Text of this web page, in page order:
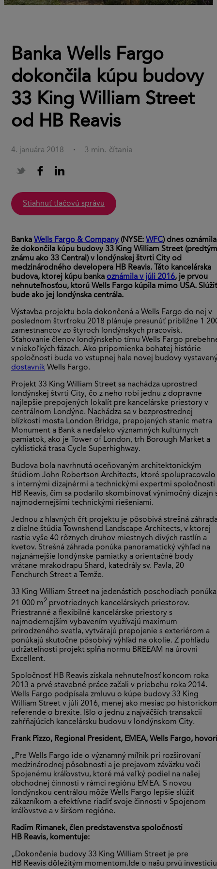
Banka Wells Fargo
dokončila kúpu budovy
33 King William Street
od HB Reavis
4. januára 2018 · 3 min. čítania
stiahnuť tlačovú správu
Banka Wells Fargo & Company (NYSE: WFC) dnes
že dokončila kúpu budovy 33 King William Street (predtým
známu ako 33 Central) v londýnskej štvrti City od
medzinárodného developera HB Reavis. Táto kancelárska
budova, ktorej kúpu banka oznámila v júli 2016, je prvou
nehnuteľnosťou, ktorú Wells Fargo kúpila mimo USA. Slúžiť
bude ako jej londýnska centrála.
Výstavba projektu bola dokončená a Wells Fargo do nej v
poslednom štvrťroku 2018 plánuje presunúť približne 1
zamestnancov zo štyroch londýnskych pracovísk.
Sťahovanie členov londýnskeho tímu Wells Fargo
v niekoľkých fázach. Ako pripomienka bohatej histórie
spoločnosti bude vo vstupnej hale novej budovy
dostavník Wells Fargo.
Projekt 33 King William Street sa nachádza uprostred
londýnskej štvrti City, čo z neho robí jednu z dopravne
najlepšie prepojených lokalít pre kancelárske priestory v
centrálnom Londýne. Nachádza sa v bezprostrednej
blízkosti mosta London Bridge, prepojených staníc metra
Monument a Bank a neďaleko významných kultúrnych
pamiatok, ako je Tower of London, trh Borough Market a
cyklistická trasa Cycle Superhighway.
Budova bola navrhnutá oceňovaným architektonickým
štúdiom John Robertson Architects, ktoré spolupracovalo
s internými dizajnérmi a technickými expertmi spoločnosti
HB Reavis, čím sa podarilo skombinovať výnimočný dizajn
najmodernejšími technickými riešeniami.
Jednou z hlavných čŕt projektu je pôsobivá strešná
z dielne štúdia Townshend Landscape Architects, v ktorej
rastie vyše 40 rôznych druhov miestnych divých rastlín a
kvetov. Strešná záhrada ponúka panoramatický výhľad na
najznámejšie londýnske pamiatky a orientačné body
vrátane mrakodrapu Shard, katedrály sv. Pavla, 20
Fenchurch Street a Temže.
33 King William Street na jedenástich poschodiach ponúka
21 000 m2 prvotriednych kancelárskych priestorov.
Priestranné a flexibilné kancelárske priestory s
najmodernejším vybavením využívajú maximum
prirodzeného svetla, vytvárajú prepojenie s exteriérom a
ponúkajú skutočne pôsobivý výhľad na okolie. Z pohľadu
udržateľnosti projekt spĺňa normu BREEAM na úrovni
Excellent.
Spoločnosť HB Reavis získala nehnuteľnosť koncom roka
2013 a prvé stavebné práce začali v priebehu roka 2014.
Wells Fargo podpísala zmluvu o kúpe budovy 33 King
William Street v júli 2016, menej ako mesiac po
referende o brexite. Išlo o jednu z najväčších transakcií
zahŕňajúcich kancelársku budovu v londýnskom City.
Frank Pizzo, Regional President, EMEA, Wells Fargo,
„Pre Wells Fargo ide o významný míľnik pri rozširovaní
medzinárodnej pôsobnosti a je prejavom záväzku voči
Spojenému kráľovstvu, ktoré má veľký podiel na našej
obchodnej činnosti v rámci regiónu EMEA. S novou
londýnskou centrálou môže Wells Fargo lepšie slúžiť
zákazníkom a efektívne riadiť svoje činnosti v Spojenom
kráľovstve a v širšom regióne.
Radim Rimanek, člen predstavenstva spoločnosti
HB Reavis, komentuje:
„Dokončenie budovy 33 King William Street je pre
HB Reavis dôležitým momentom.Ide o našu prvú investíciu